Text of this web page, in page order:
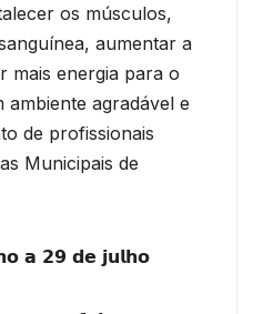
os músculos,
aumentar a
mais energia para o
ambiente agradável e
de profissionais
Municipais de
𝗮 𝟮𝟵 𝗱𝗲 𝗷𝘂𝗹𝗵𝗼